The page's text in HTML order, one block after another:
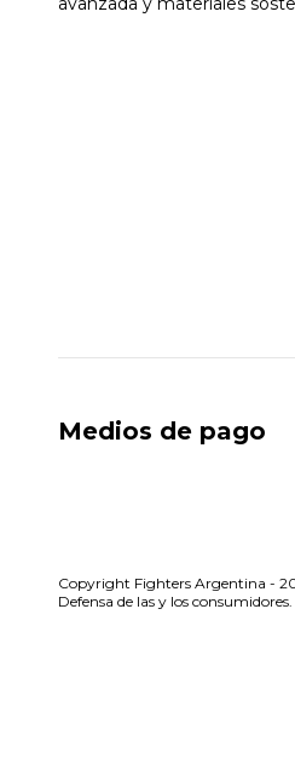
Medios de pago
Copyright Fighters Argentina -
Defensa de las y los